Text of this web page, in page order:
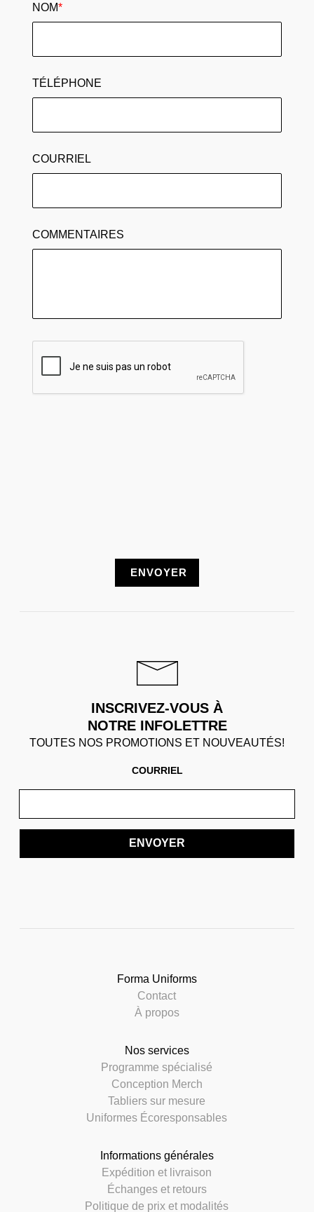
NOM*
TÉLÉPHONE
COURRIEL
COMMENTAIRES
INSCRIVEZ-VOUS À
NOTRE INFOLETTRE
TOUTES NOS PROMOTIONS ET NOUVEAUTÉS!
COURRIEL
ENVOYER
Forma Uniforms
Contact
À propos
Nos services
Programme spécialisé
Conception Merch
Tabliers sur mesure
Uniformes Écoresponsables
Informations générales
Expédition et livraison
Échanges et retours
Politique de prix et modalités